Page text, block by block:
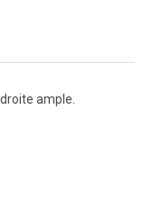
ample.